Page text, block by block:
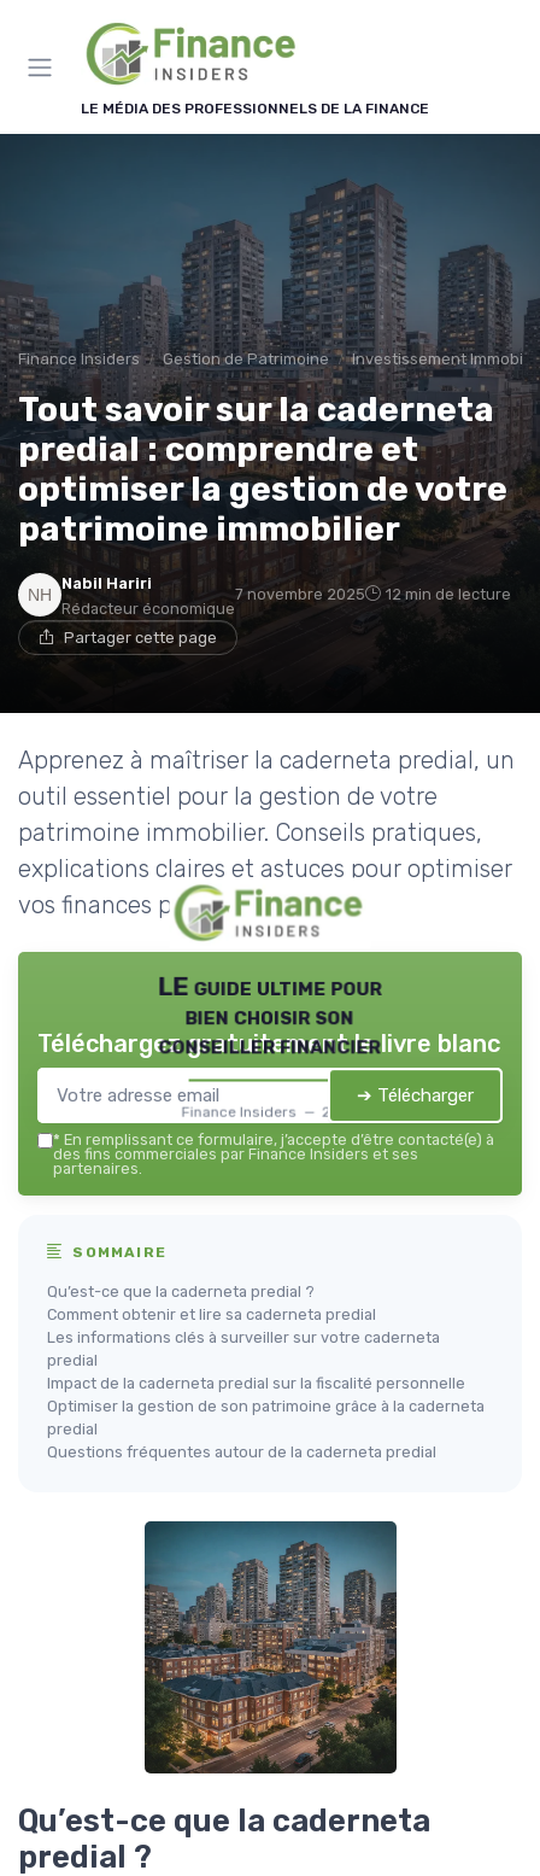
LE MÉDIA DES PROFESSIONNELS DE LA FINANCE
Finance Insiders Gestion de Patrimoine Investissement
Tout savoir sur la caderneta
predial : comprendre et
optimiser la gestion de votre
patrimoine immobilier
Nabil Hariri
Rédacteur économique
7 novembre 2025 12 min de lecture
Partager cette page
Apprenez à maîtriser la caderneta predial, un
outil essentiel pour la gestion de votre
patrimoine immobilier. Conseils pratiques,
explications claires et astuces pour optimiser
vos finances personnelles.
LE guide ultime pour
bien choisir son
conseiller financier
Finance Insiders — 2026
Téléchargez gratuitement le livre blanc
➔ Télécharger
* En remplissant ce formulaire, j’accepte d’être contacté(e) à
des fins commerciales par Finance Insiders et ses
partenaires.
SOMMAIRE
Qu’est-ce que la caderneta predial ?
Comment obtenir et lire sa caderneta predial
Les informations clés à surveiller sur votre caderneta
predial
Impact de la caderneta predial sur la fiscalité personnelle
Optimiser la gestion de son patrimoine grâce à la caderneta
predial
Questions fréquentes autour de la caderneta predial
Qu’est-ce que la caderneta
predial ?